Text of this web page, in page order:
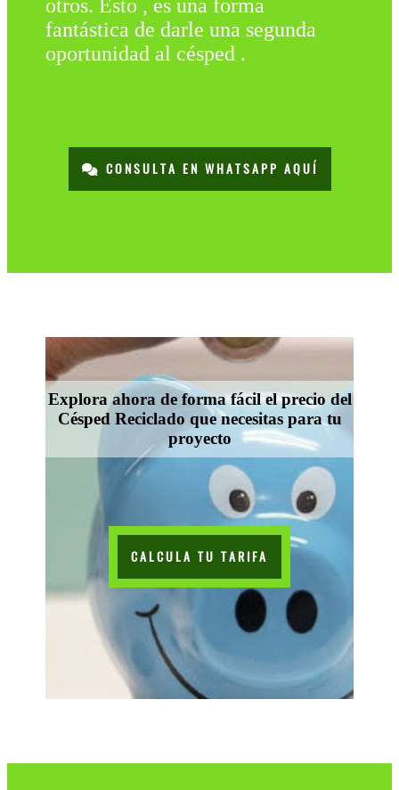
otros. Esto , es una forma
fantástica de darle una segunda
oportunidad al césped .
CONSULTA EN WHATSAPP AQUÍ
Explora ahora de forma fácil el precio del
Césped Reciclado que necesitas para tu
proyecto
CALCULA TU TARIFA